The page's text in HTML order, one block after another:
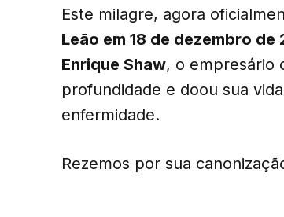
Este milagre, agora
Leão em 18 de dezembro de
Enrique Shaw, o empresário
profundidade e doou sua
enfermidade.
Rezemos por sua